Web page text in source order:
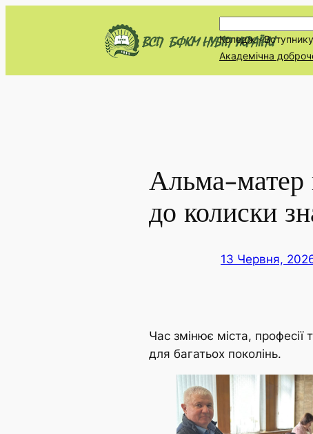
о
ш
у
Коледж Вступнику
Академічна
Альма-матер
до колиски
13 Червня,
Час змінює міста,
для багатьох поколінь.